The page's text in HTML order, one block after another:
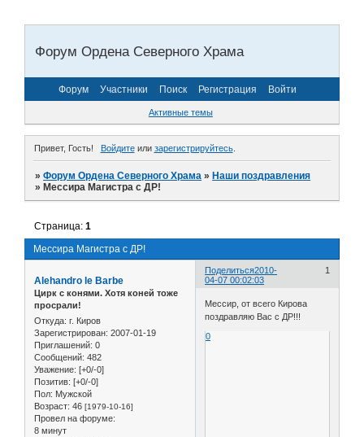
Форум Ордена Северного Храма
Форум Участники Поиск Регистрация Войти
Активные темы
Привет, Гость! Войдитеили зарегистрируйтесь.
»Форум Ордена Северного Храма »Наши поздравления
»Мессира Магистра с ДР!
Мессира Магистра с ДР!
Страница:1
Поделиться 1
2010-
04-07 00:02:03
Alehandro le Barbe
Цирк с конями. Хотя коней тоже
просрали!
Откуда: г. Киров
Зарегистрирован: 2007-01-19
Приглашений: 0
Сообщений: 482
Уважение: [+0/-0]
Позитив: [+0/-0]
Пол: Мужской
Возраст: 46 [1979-10-16]
Провел на форуме:
8 минут
Мессир, от всего Кирова
поздравляю Вас с ДР!!!
0